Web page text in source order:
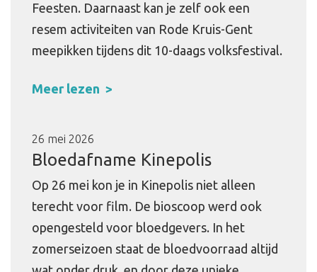
Feesten. Daarnaast kan je zelf ook een
resem activiteiten van Rode Kruis-Gent
meepikken tijdens dit 10-daags volksfestival.
Meer lezen
26 mei 2026
Bloedafname Kinepolis
Op 26 mei kon je in Kinepolis niet alleen
terecht voor film. De bioscoop werd ook
opengesteld voor bloedgevers. In het
zomerseizoen staat de bloedvoorraad altijd